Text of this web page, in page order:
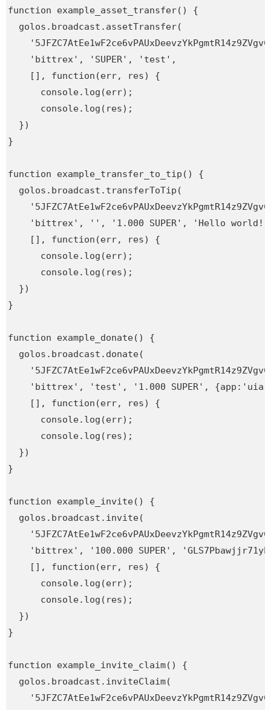
function example_asset_transfer() {
  golos.broadcast.assetTransfer(
    'bittrex', 'SUPER', 'test',
    [], function(err, res) {
      console.log(err);
      console.log(res);
  })
}
function example_transfer_to_tip() {
  golos.broadcast.transferToTip(
'bittrex', '', '1.000 SUPER', 'Hello
    [], function(err, res) {
      console.log(err);
      console.log(res);
  })
}
function example_donate() {
  golos.broadcast.donate(
'bittrex', 'test', '1.000 SUPER',
    [], function(err, res) {
      console.log(err);
      console.log(res);
  })
}
function example_invite() {
  golos.broadcast.invite(
'bittrex', '100.000 SUPER',
    [], function(err, res) {
      console.log(err);
      console.log(res);
  })
}
function example_invite_claim() {
  golos.broadcast.inviteClaim(